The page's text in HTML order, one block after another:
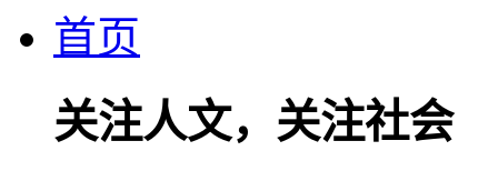
首页
关注人文，关注社会